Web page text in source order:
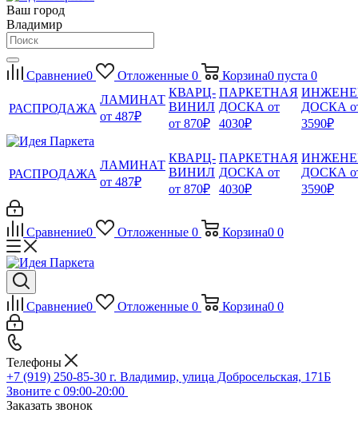
Ваш город
Владимир
Сравнение0 Отложенные 0 Корзина0 пуста 0
РАСПРОДАЖА
ЛАМИНАТ
от 487₽
КВАРЦ-
ВИНИЛ
от 870₽
ПАРКЕТНАЯ
ДОСКА от
4030₽
ДОСКА
3590₽
РАСПРОДАЖА
ЛАМИНАТ
от 487₽
КВАРЦ-
ВИНИЛ
от 870₽
ПАРКЕТНАЯ
ДОСКА от
4030₽
ДОСКА
3590₽
Сравнение0 Отложенные 0 Корзина0 0
Сравнение0 Отложенные 0 Корзина0 0
Телефоны
+7 (919) 250-85-30 г. Владимир, улица Добросельская, 171Б
Звоните с 09:00-20:00
Заказать звонок